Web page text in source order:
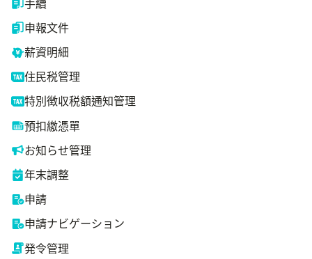
手續
申報文件
薪資明細
住民税管理
特別徴収税額通知管理
預扣繳憑單
お知らせ管理
年末調整
申請
申請ナビゲーション
発令管理